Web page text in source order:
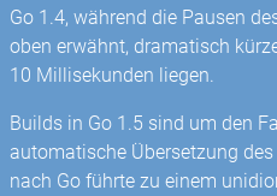
Go 1.4, während die Pausen
oben erwähnt, dramatisch
10 Millisekunden liegen.
Builds in Go 1.5 sind um den
automatische Übersetzung
nach Go führte zu einem